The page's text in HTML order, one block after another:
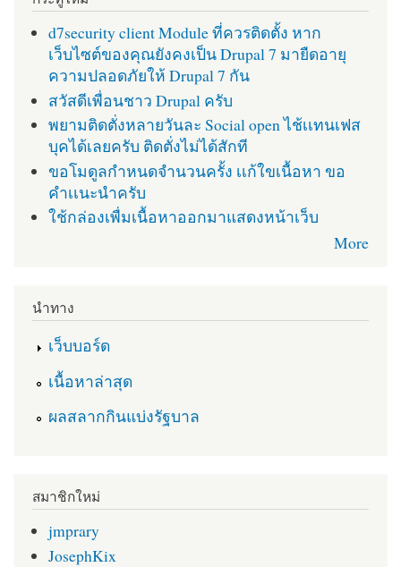
d7security client Module ที่ควรติดตั้ง หาก
เว็บไซต์ของคุณยังคงเป็น Drupal 7 มายืดอายุ
ความปลอดภัยให้ Drupal 7 กัน
สวัสดีเพื่อนชาว Drupal ครับ
พยามติดตั่งหลายวันละ Social open ไช้เเทนเฟส
บุคได้เลยครับ ติดตั่งไม่ได้สักที
ขอโมดูลกำหนดจำนวนครั้ง เเก้ใขเนื้อหา ขอ
คำเเนะนำครับ
ใช้กล่องเพื่มเนื้อหาออกมาแสดงหน้าเว็บ
More
นำทาง
เว็บบอร์ด
เนื้อหาล่าสุด
ผลสลากกินแบ่งรัฐบาล
สมาชิกใหม่
jmprary
JosephKix